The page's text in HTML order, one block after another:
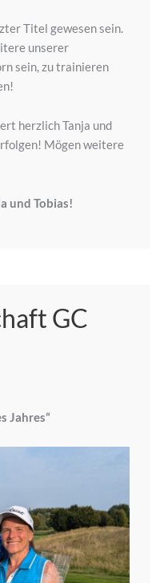
Titel gewesen sein.
unserer
sein, zu trainieren
herzlich Tanja und
Mögen weitere
und Tobias!
GC
Jahres“